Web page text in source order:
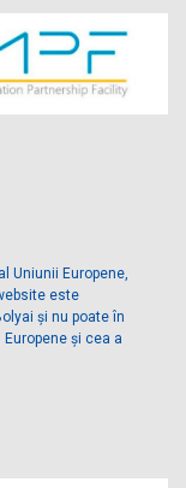
Uniunii Europene,
este
și nu poate în
și cea a